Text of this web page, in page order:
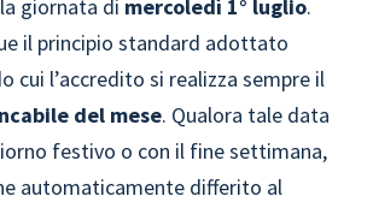
giornata di mercoledì 1° luglio.
il principio standard adottato
cui l’accredito si realizza sempre il
del mese. Qualora tale data
festivo o con il fine settimana,
automaticamente differito al